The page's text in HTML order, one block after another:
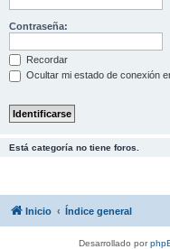
Contraseña:
Recordar
Ocultar mi estado de conexión
Está categoría no tiene foros.
Inicio Índice general
Desarrollado por